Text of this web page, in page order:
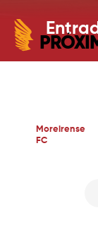
Moreirense
FC